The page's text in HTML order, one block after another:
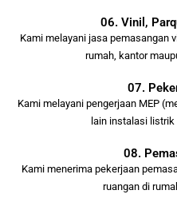
06. Vinil,
Kami melayani jasa pemasangan
rumah, kantor
07.
Kami melayani pengerjaan MEP
lain instalasi listrik
08.
Kami menerima pekerjaan
ruangan di